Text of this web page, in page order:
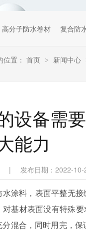
高分子防水卷材 复合防
置： 首页 > 新闻中心
设备需
能力
| 发布日期：2022-10-
水涂料，表面平整无
对基材表面没有特殊
分混合，同时用完，